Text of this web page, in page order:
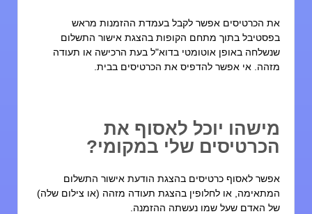
הכרטיסים אפשר לקבל בעמדת ההזמנות מראש
בתוך מתחם הקופות בהצגת אישור התשלום
באופן אוטומטי בדוא"ל בעת הרכישה או תעודה
אי אפשר להדפיס את הכרטיסים בבית.
יוכל לאסוף את
שלי במקומי?
לאסוף כרטיסים בהצגת הודעת אישור התשלום
או לחלופין בהצגת תעודה מזהה (או צילום שלה)
האדם שעל שמו נעשתה ההזמנה.